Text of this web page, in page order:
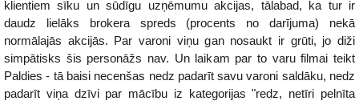
klientiem sīku un sūdīgu uzņēmumu akcijas, tālabad, ka tur ir
daudz lielāks brokera spreds (procents no darījuma) nekā
normālajās akcijās. Par varoni viņu gan nosaukt ir grūti, jo diži
simpātisks šis personāžs nav. Un laikam par to varu filmai teikt
Paldies - tā baisi necenšas nedz padarīt savu varoni saldāku, nedz
padarīt viņa dzīvi par mācību iz kategorijas "redz, netīri pelnīta